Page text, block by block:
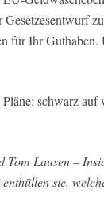
für Ihr
schwarz auf
Lausen –
sie,